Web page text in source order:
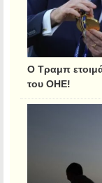
Ο Τραμπ
του ΟΗΕ!